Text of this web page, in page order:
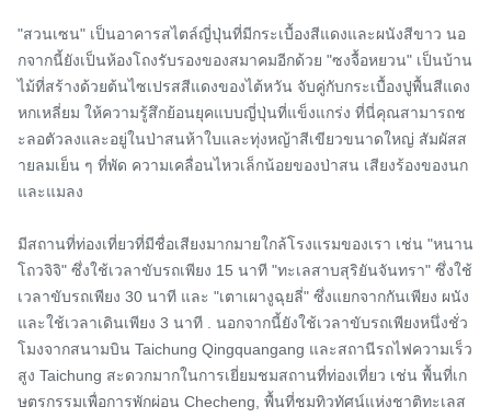
"สวนเซน" เป็นอาคารสไตล์ญี่ปุ่นที่มีกระเบื้องสีแดงและผนังสีขาว นอ
กจากนี้ยังเป็นห้องโถงรับรองของสมาคมอีกด้วย "ซงจื้อหยวน" เป็นบ้าน
ไม้ที่สร้างด้วยต้นไซเปรสสีแดงของไต้หวัน จับคู่กับกระเบื้องปูพื้นสีแดง
หกเหลี่ยม ให้ความรู้สึกย้อนยุคแบบญี่ปุ่นที่แข็งแกร่ง ที่นี่คุณสามารถช
ะลอตัวลงและอยู่ในป่าสนห้าใบและทุ่งหญ้าสีเขียวขนาดใหญ่ สัมผัสส
ายลมเย็น ๆ ที่พัด ความเคลื่อนไหวเล็กน้อยของป่าสน เสียงร้องของนก
และแมลง
มีสถานที่ท่องเที่ยวที่มีชื่อเสียงมากมายใกล้โรงแรมของเรา เช่น "หนาน
โถวจิจิ" ซึ่งใช้เวลาขับรถเพียง 15 นาที "ทะเลสาบสุริยันจันทรา" ซึ่งใช้
เวลาขับรถเพียง 30 นาที และ "เตาเผางูฉุยลี่" ซึ่งแยกจากกันเพียง ผนัง
และใช้เวลาเดินเพียง 3 นาที . นอกจากนี้ยังใช้เวลาขับรถเพียงหนึ่งชั่ว
โมงจากสนามบิน Taichung Qingquangang และสถานีรถไฟความเร็ว
สูง Taichung สะดวกมากในการเยี่ยมชมสถานที่ท่องเที่ยว เช่น พื้นที่เก
ษตรกรรมเพื่อการพักผ่อน Checheng, พื้นที่ชมทิวทัศน์แห่งชาติทะเลส